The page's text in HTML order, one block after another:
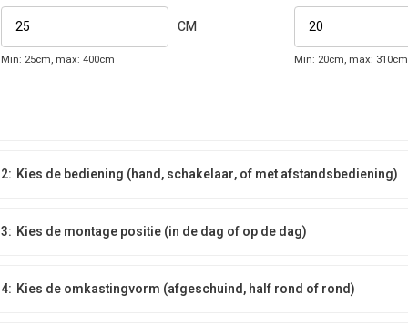
CM
Min: 25cm, max: 400cm Min: 20cm, max: 310cm
2: Kies de bediening (hand, schakelaar, of met afstandsbediening)
3: Kies de montage positie (in de dag of op de dag)
4: Kies de omkastingvorm (afgeschuind, half rond of rond)